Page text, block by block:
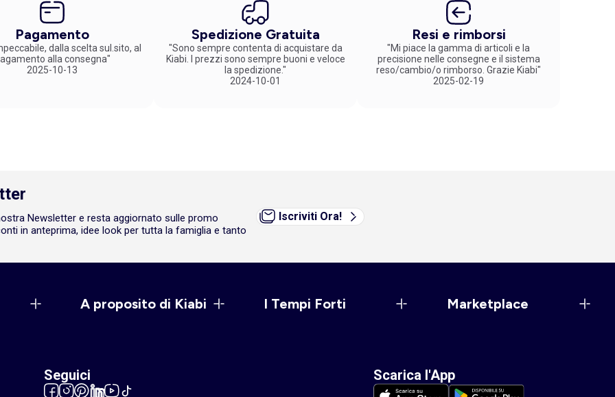
Pagamento
dalla scelta sul.sito, al
alla consegna"
2025-10-13
Spedizione Gratuita
"Sono sempre contenta di acquistare da
Kiabi. I prezzi sono sempre buoni e veloce
la spedizione."
2024-10-01
Resi e rimborsi
"Mi piace la gamma di articoli e la
precisione nelle consegne e il sistema
reso/cambio/o rimborso. Grazie Kiabi"
2025-02-19
Newsletter e resta aggiornato sulle promo
in anteprima, idee look per tutta la famiglia e tanto
Iscriviti Ora!
A proposito di Kiabi I Tempi Forti Marketplace
Seguici Scarica l'App